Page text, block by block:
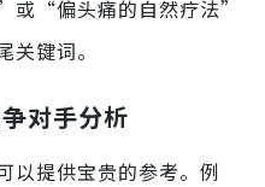
或“偏头痛的自然疗法”
键词。
对手分析
以提供宝贵的参考。例